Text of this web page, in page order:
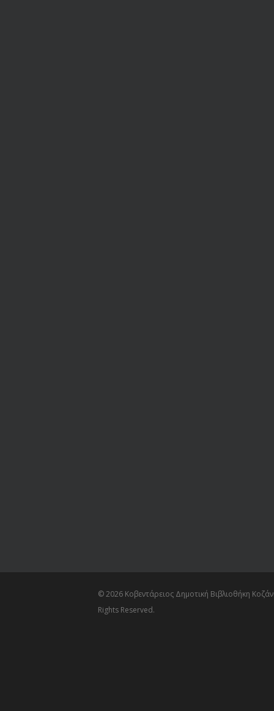
© 2026 Κοβεντάρειος Δημοτική Βιβλιοθήκη
Rights Reserved.